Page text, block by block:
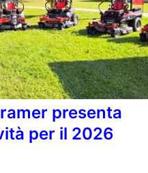
presenta
per il 2026